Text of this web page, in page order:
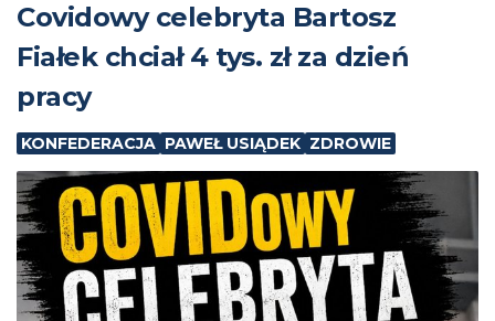
Covidowy celebryta Bartosz
Fiałek chciał 4 tys. zł za dzień
pracy
KONFEDERACJA PAWEŁ USIĄDEK ZDROWIE